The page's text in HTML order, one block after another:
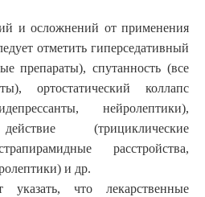
и осложнений от применения
отметить гиперседативный
препараты), спутанность (все
ортостатический коллапс
нейролептики),
(трициклические
расстройства,
и др.
указать, что лекарственные